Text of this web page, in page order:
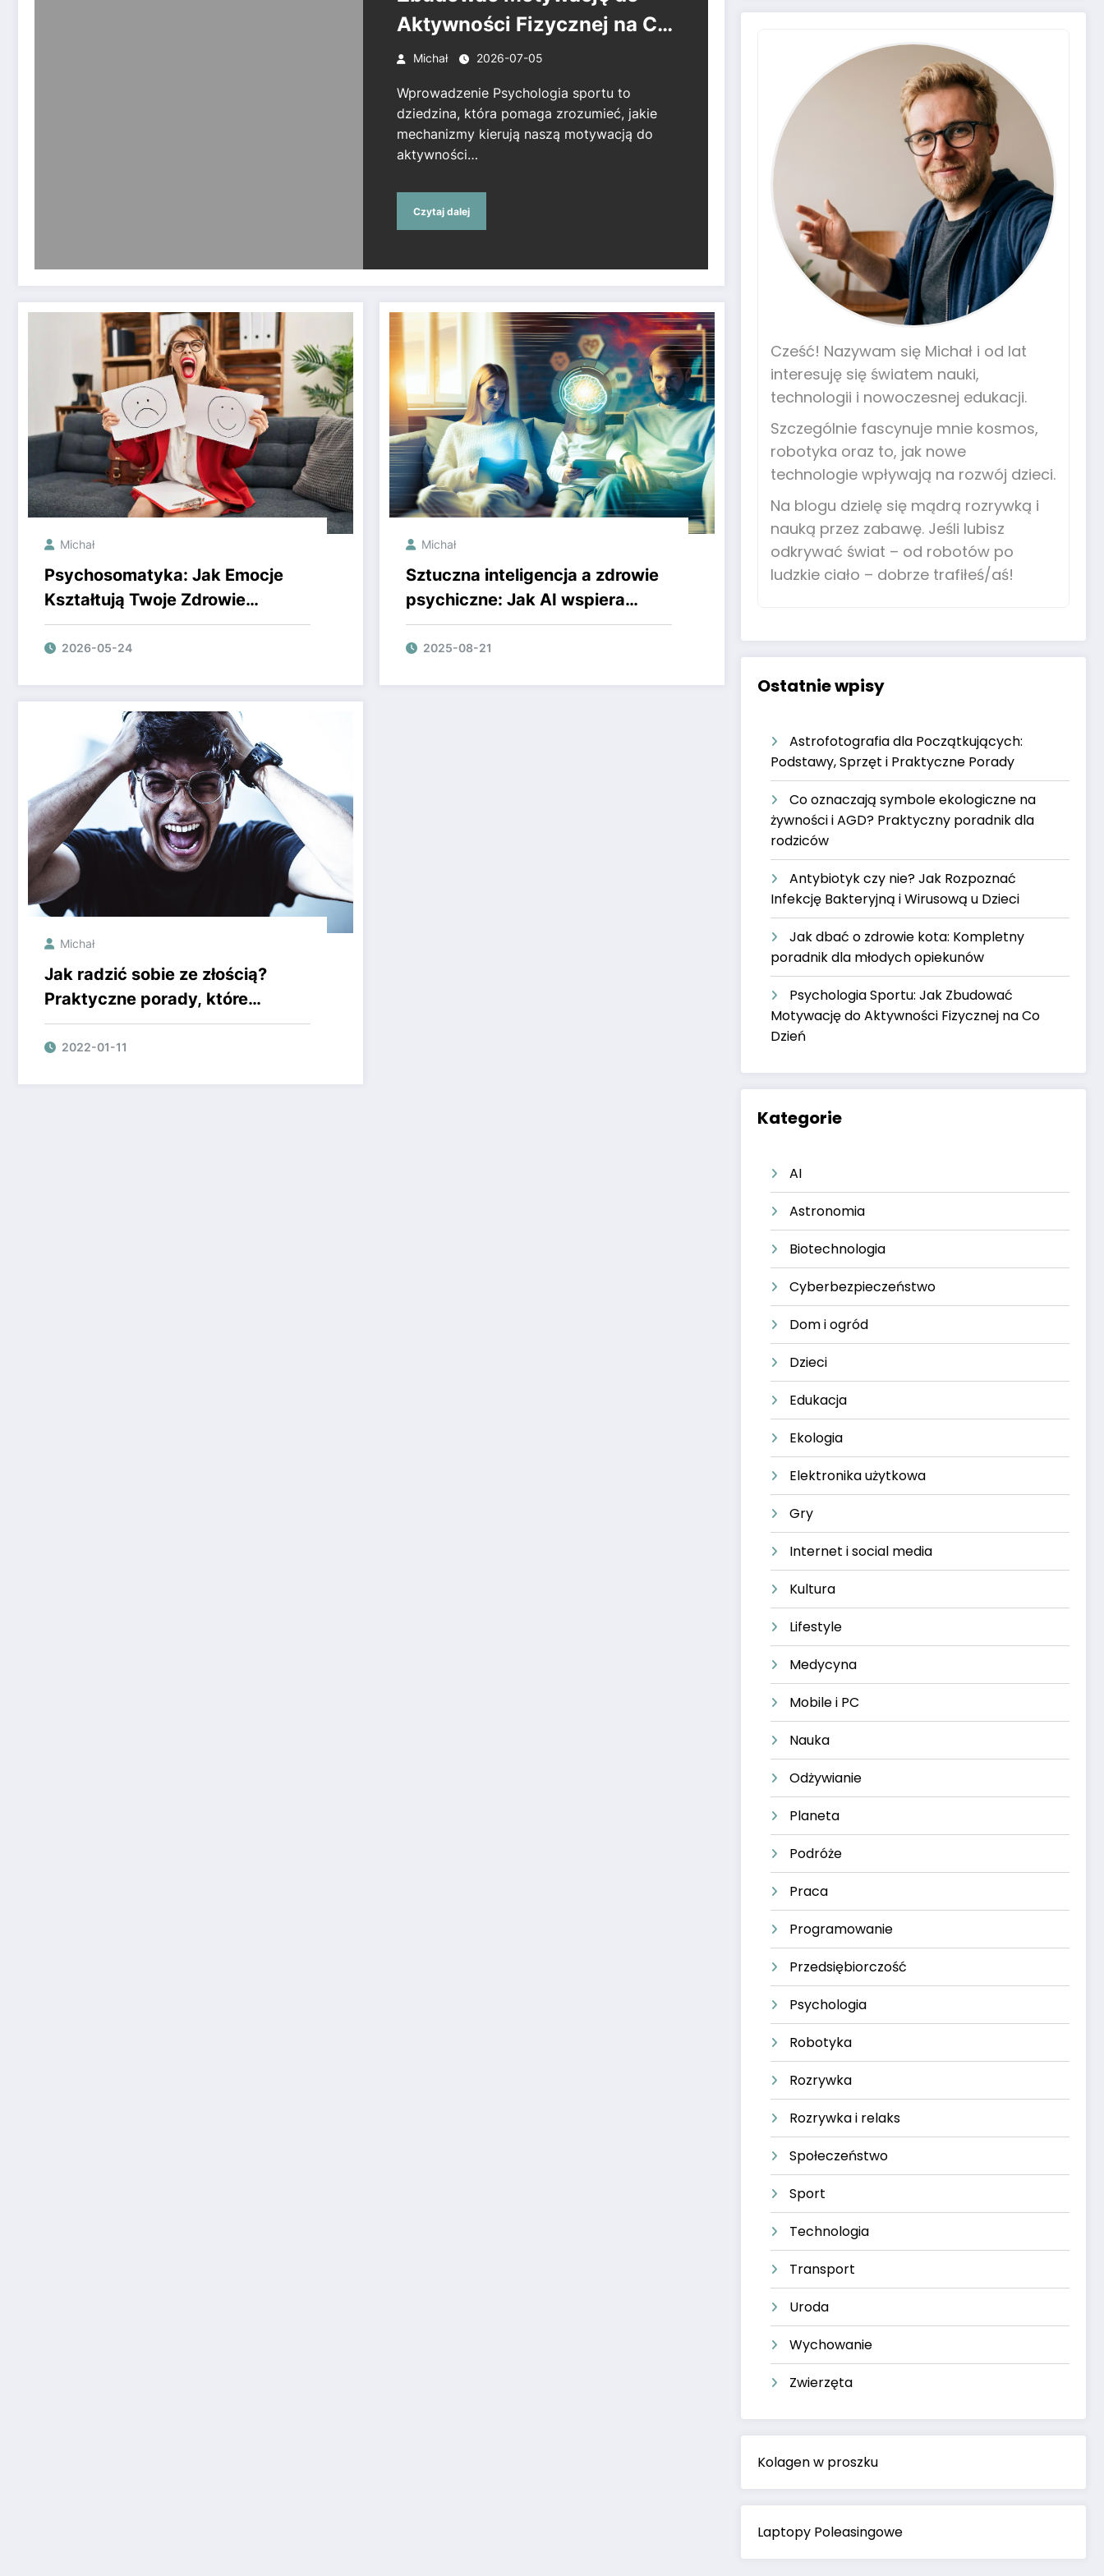
Aktywności Fizycznej na Co
Dzień
Michał 2026-07-05
Wprowadzenie Psychologia sportu to
dziedzina, która pomaga zrozumieć, jakie
mechanizmy kierują naszą motywacją do
aktywności…
Czytaj dalej
Michał
Psychosomatyka: Jak Emocje
Kształtują Twoje Zdrowie
Fizyczne
2026-05-24
Michał
Sztuczna inteligencja a zdrowie
psychiczne: Jak AI wspiera
dobrostan emocjonalny?
2025-08-21
Michał
Jak radzić sobie ze złością?
Praktyczne porady, które
pomogą Ci zapanować nad
gniewem
2022-01-11
Cześć! Nazywam się Michał i od lat
interesuję się światem nauki,
technologii i nowoczesnej edukacji.
Szczególnie fascynuje mnie kosmos,
robotyka oraz to, jak nowe
technologie wpływają na rozwój dzieci.
Na blogu dzielę się mądrą rozrywką i
nauką przez zabawę. Jeśli lubisz
odkrywać świat – od robotów po
ludzkie ciało – dobrze trafiłeś/aś!
Ostatnie wpisy
Astrofotografia dla Początkujących:
Podstawy, Sprzęt i Praktyczne Porady
Co oznaczają symbole ekologiczne na
żywności i AGD? Praktyczny poradnik dla
rodziców
Antybiotyk czy nie? Jak Rozpoznać
Infekcję Bakteryjną i Wirusową u Dzieci
Jak dbać o zdrowie kota: Kompletny
poradnik dla młodych opiekunów
Psychologia Sportu: Jak Zbudować
Motywację do Aktywności Fizycznej na Co
Dzień
Kategorie
AI
Astronomia
Biotechnologia
Cyberbezpieczeństwo
Dom i ogród
Dzieci
Edukacja
Ekologia
Elektronika użytkowa
Gry
Internet i social media
Kultura
Lifestyle
Medycyna
Mobile i PC
Nauka
Odżywianie
Planeta
Podróże
Praca
Programowanie
Przedsiębiorczość
Psychologia
Robotyka
Rozrywka
Rozrywka i relaks
Społeczeństwo
Sport
Technologia
Transport
Uroda
Wychowanie
Zwierzęta
Kolagen w proszku
Laptopy Poleasingowe